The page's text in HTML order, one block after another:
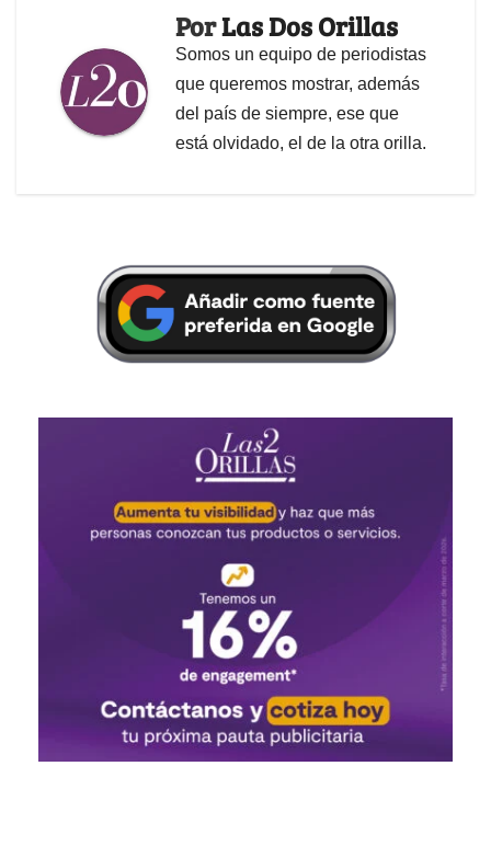
PorLas Dos Orillas
Somos un equipo de periodistas
que queremos mostrar, además
del país de siempre, ese que
está olvidado, el de la otra orilla.